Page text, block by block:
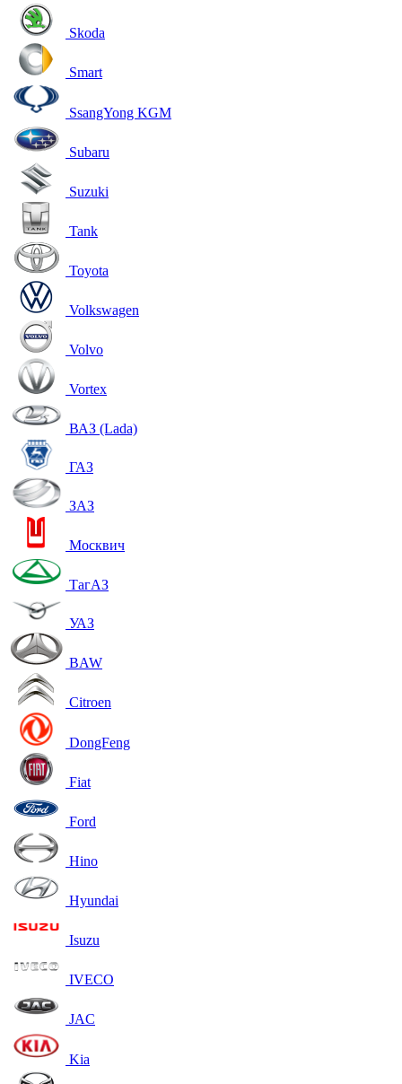
Skoda
Smart
SsangYong KGM
Subaru
Suzuki
Tank
Toyota
Volkswagen
Volvo
Vortex
ВАЗ (Lada)
ГАЗ
ЗАЗ
Москвич
ТагАЗ
УАЗ
BAW
Citroen
DongFeng
Fiat
Ford
Hino
Hyundai
Isuzu
IVECO
JAC
Kia